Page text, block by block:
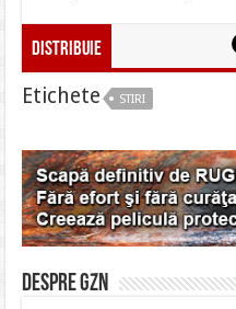
Distribuie
Etichete STIRI
Despre gzn